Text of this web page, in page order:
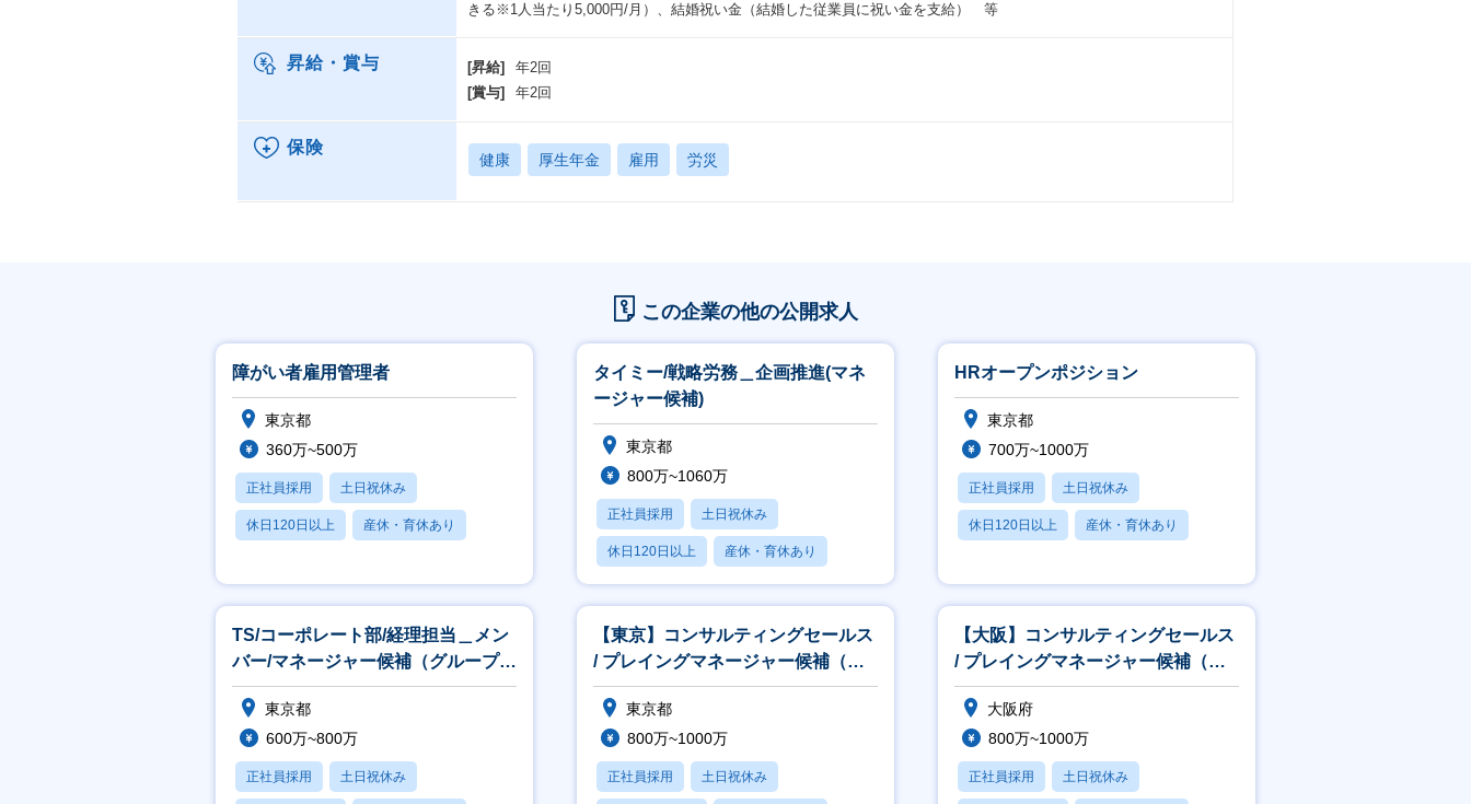
きる※1人当たり5,000円/月）、結婚祝い金（結婚した従業員に祝い金を支給） 等
昇給・賞与 [昇給]
年2回
[賞与]
年2回
保険
健康 厚生年金 雇用 労災
この企業の他の公開求人
障がい者雇用管理者
東京都
360万~500万
正社員採用 土日祝休み
休日120日以上 産休・育休あり
タイミー/戦略労務＿企画推進(マネ
ージャー候補)
東京都
800万~1060万
正社員採用 土日祝休み
休日120日以上 産休・育休あり
賞与あり
HRオープンポジション
東京都
700万~1000万
正社員採用 土日祝休み
休日120日以上 産休・育休あり
TS/コーポレート部/経理担当＿メン
バー/マネージャー候補（グループ会
社への出向）
東京都
600万~800万
正社員採用 土日祝休み
【東京】コンサルティングセールス
/ プレイングマネージャー候補（介
護・保育・教育領域）
東京都
800万~1000万
正社員採用 土日祝休み
【大阪】コンサルティングセールス
/ プレイングマネージャー候補（介
護・保育・教育領域）
大阪府
800万~1000万
正社員採用 土日祝休み